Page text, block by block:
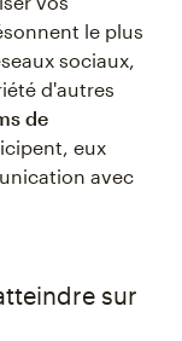
le plus
sociaux,
d'autres
de
eux
avec
sur